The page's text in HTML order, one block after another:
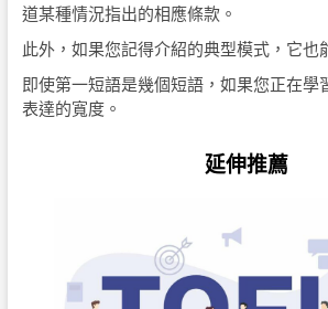
道某種情況指出的相應條款。
此外，如果您記得介紹的典型模式，它也
即使第一短語是幾個短語，如果您正在學
表達的寬度。
延伸推薦